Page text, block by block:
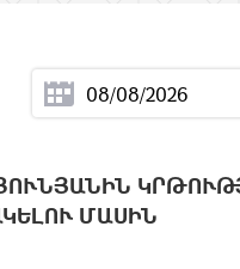
ՄԱՍԻՆ